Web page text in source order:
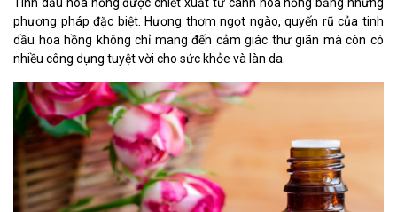
phương pháp đặc biệt. Hương thơm ngọt ngào, quyến rũ của tinh
dầu hoa hồng không chỉ mang đến cảm giác thư giãn mà còn có
nhiều công dụng tuyệt vời cho sức khỏe và làn da.